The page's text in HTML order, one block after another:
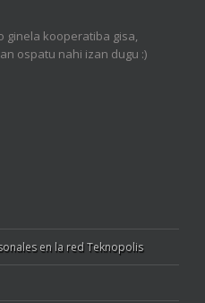
ginela kooperatiba gisa,
ospatu nahi izan dugu :)
en la red Teknopolis